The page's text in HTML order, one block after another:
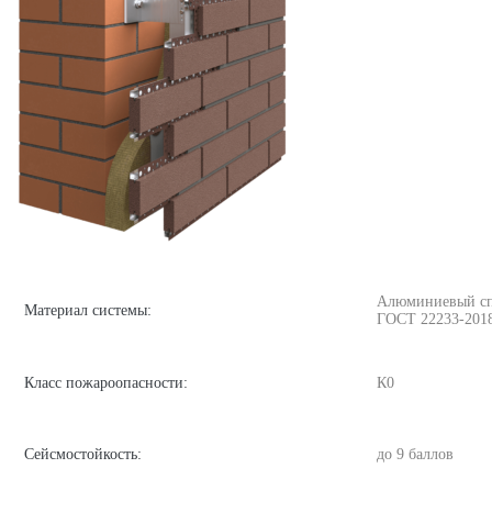
Материал системы:
Алюминиевый
ГОСТ 22233-
Класс пожароопасности: К0
Сейсмостойкость: до 9 баллов